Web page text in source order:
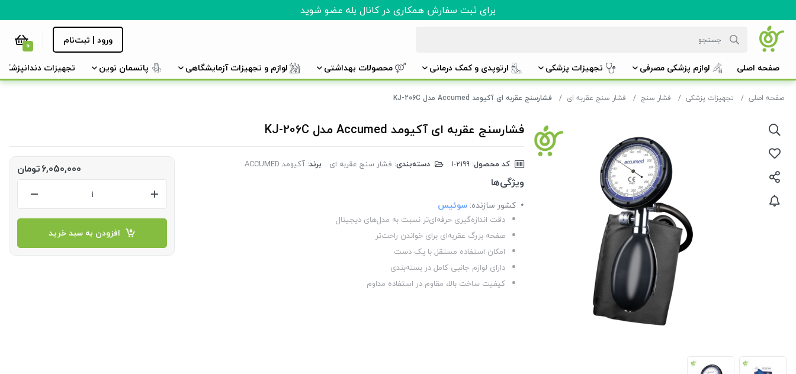
برای ثبت سفارش همکاری در کانال بله عضو شوید
ورود | ثبت‌نام 0
صفحه اصلی لوازم پزشکی مصرفی تجهیزات پزشکی ارتوپدی و کمک درمانی محصولات بهداشتی لوازم و تجهیزات آزمایشگاهی پانسمان نوین تجهیزات دندانپزشکی
صفحه اصلی تجهیزات پزشکی فشار سنج فشار سنج عقربه ای فشارسنج عقربه ای آکیومد Accumed مدل KJ-206C
فشارسنج عقربه ای آکیومد Accumed مدل KJ-206C
کد محصول: دسته‌بندی: فشار سنج عقربه ای برند: آکیومد ACCUMED
ویژگی‌ها
کشور سازنده: سوئیس
دقت اندازه‌گیری حرفه‌ای‌تر نسبت به مدل‌های دیجیتال
صفحه بزرگ عقربه‌ای برای خواندن راحت‌تر
امکان استفاده مستقل با یک دست
دارای لوازم جانبی کامل در بسته‌بندی
کیفیت ساخت بالا، مقاوم در استفاده مداوم
6,050,000تومان
افزودن به سبد خرید